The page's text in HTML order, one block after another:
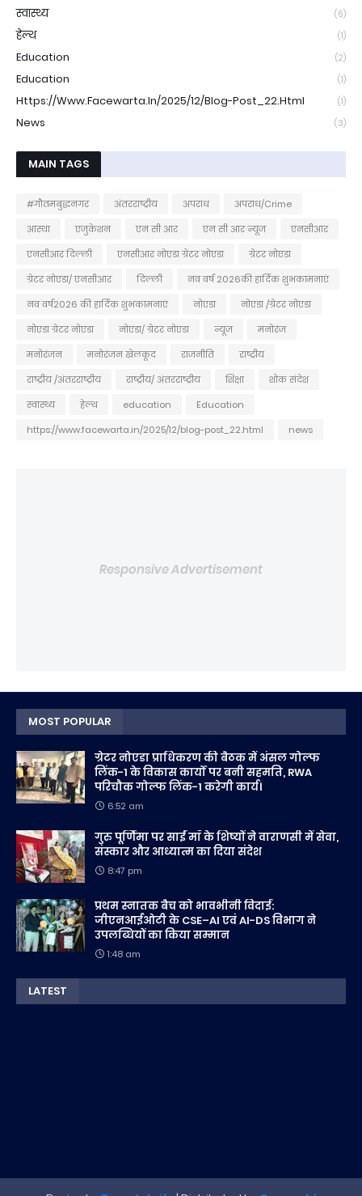
स्वास्थ्य (6)
हेल्थ (1)
Education (2)
Education (1)
Https://www.facewarta.in/2025/12/blog-Post_22.html (1)
News (3)
MAIN TAGS
#गौतमबुद्धनगर अंतरराष्ट्रीय अपराध
अपराध/Crime
आस्था
एजुकेशन एन सी आर एन सी आर न्यूज
एनसीआर
एनसीआर दिल्ली
एनसीआर नोएडा ग्रेटर नोएडा
ग्रेटर नोएडा
ग्रेटर नोएडा/ एनसीआर
दिल्ली
नव वर्ष 2026की हार्दिक शुभकामनाएं
नव वर्ष2026 की हार्दिक शुभकामनाएं
नोएडा
नोएडा /ग्रेटर नोएडा
नोएडा ग्रेटर नोएडा
नोएडा/ ग्रेटर नोएडा न्यूज
मनोरंज
मनोरंजन
मनोरंजन खेलकूद राजनीति
राष्ट्रीय
राष्ट्रीय /अंतरराष्ट्रीय
राष्ट्रीय/ अंतरराष्ट्रीय शिक्षा
शोक संदेश
स्वास्थ्य
हेल्थ education
Education
https://www.facewarta.in/2025/12/blog-post_22.html
news
Responsive Advertisement
MOST POPULAR
ग्रेटर नोएडा प्राधिकरण की बैठक में अंसल गोल्फ
लिंक-1 के विकास कार्यों पर बनी सहमति, RWA
परिचौक गोल्फ लिंक-1 करेगी कार्य।
6:52 am
गुरु पूर्णिमा पर साईं माँ के शिष्यों ने वाराणसी में सेवा,
संस्कार और आध्यात्म का दिया संदेश
8:47 pm
प्रथम स्नातक बैच को भावभीनी विदाई:
जीएनआईओटी के CSE–AI एवं AI-DS विभाग ने
उपलब्धियों का किया सम्मान
1:48 am
LATEST